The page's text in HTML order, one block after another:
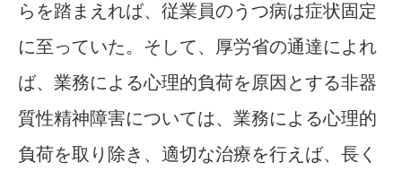
らを踏まえれば、従業員のうつ病は症状固定
に至っていた。そして、厚労省の通達によれ
ば、業務による心理的負荷を原因とする非器
質性精神障害については、業務による心理的
負荷を取り除き、適切な治療を行えば、長く